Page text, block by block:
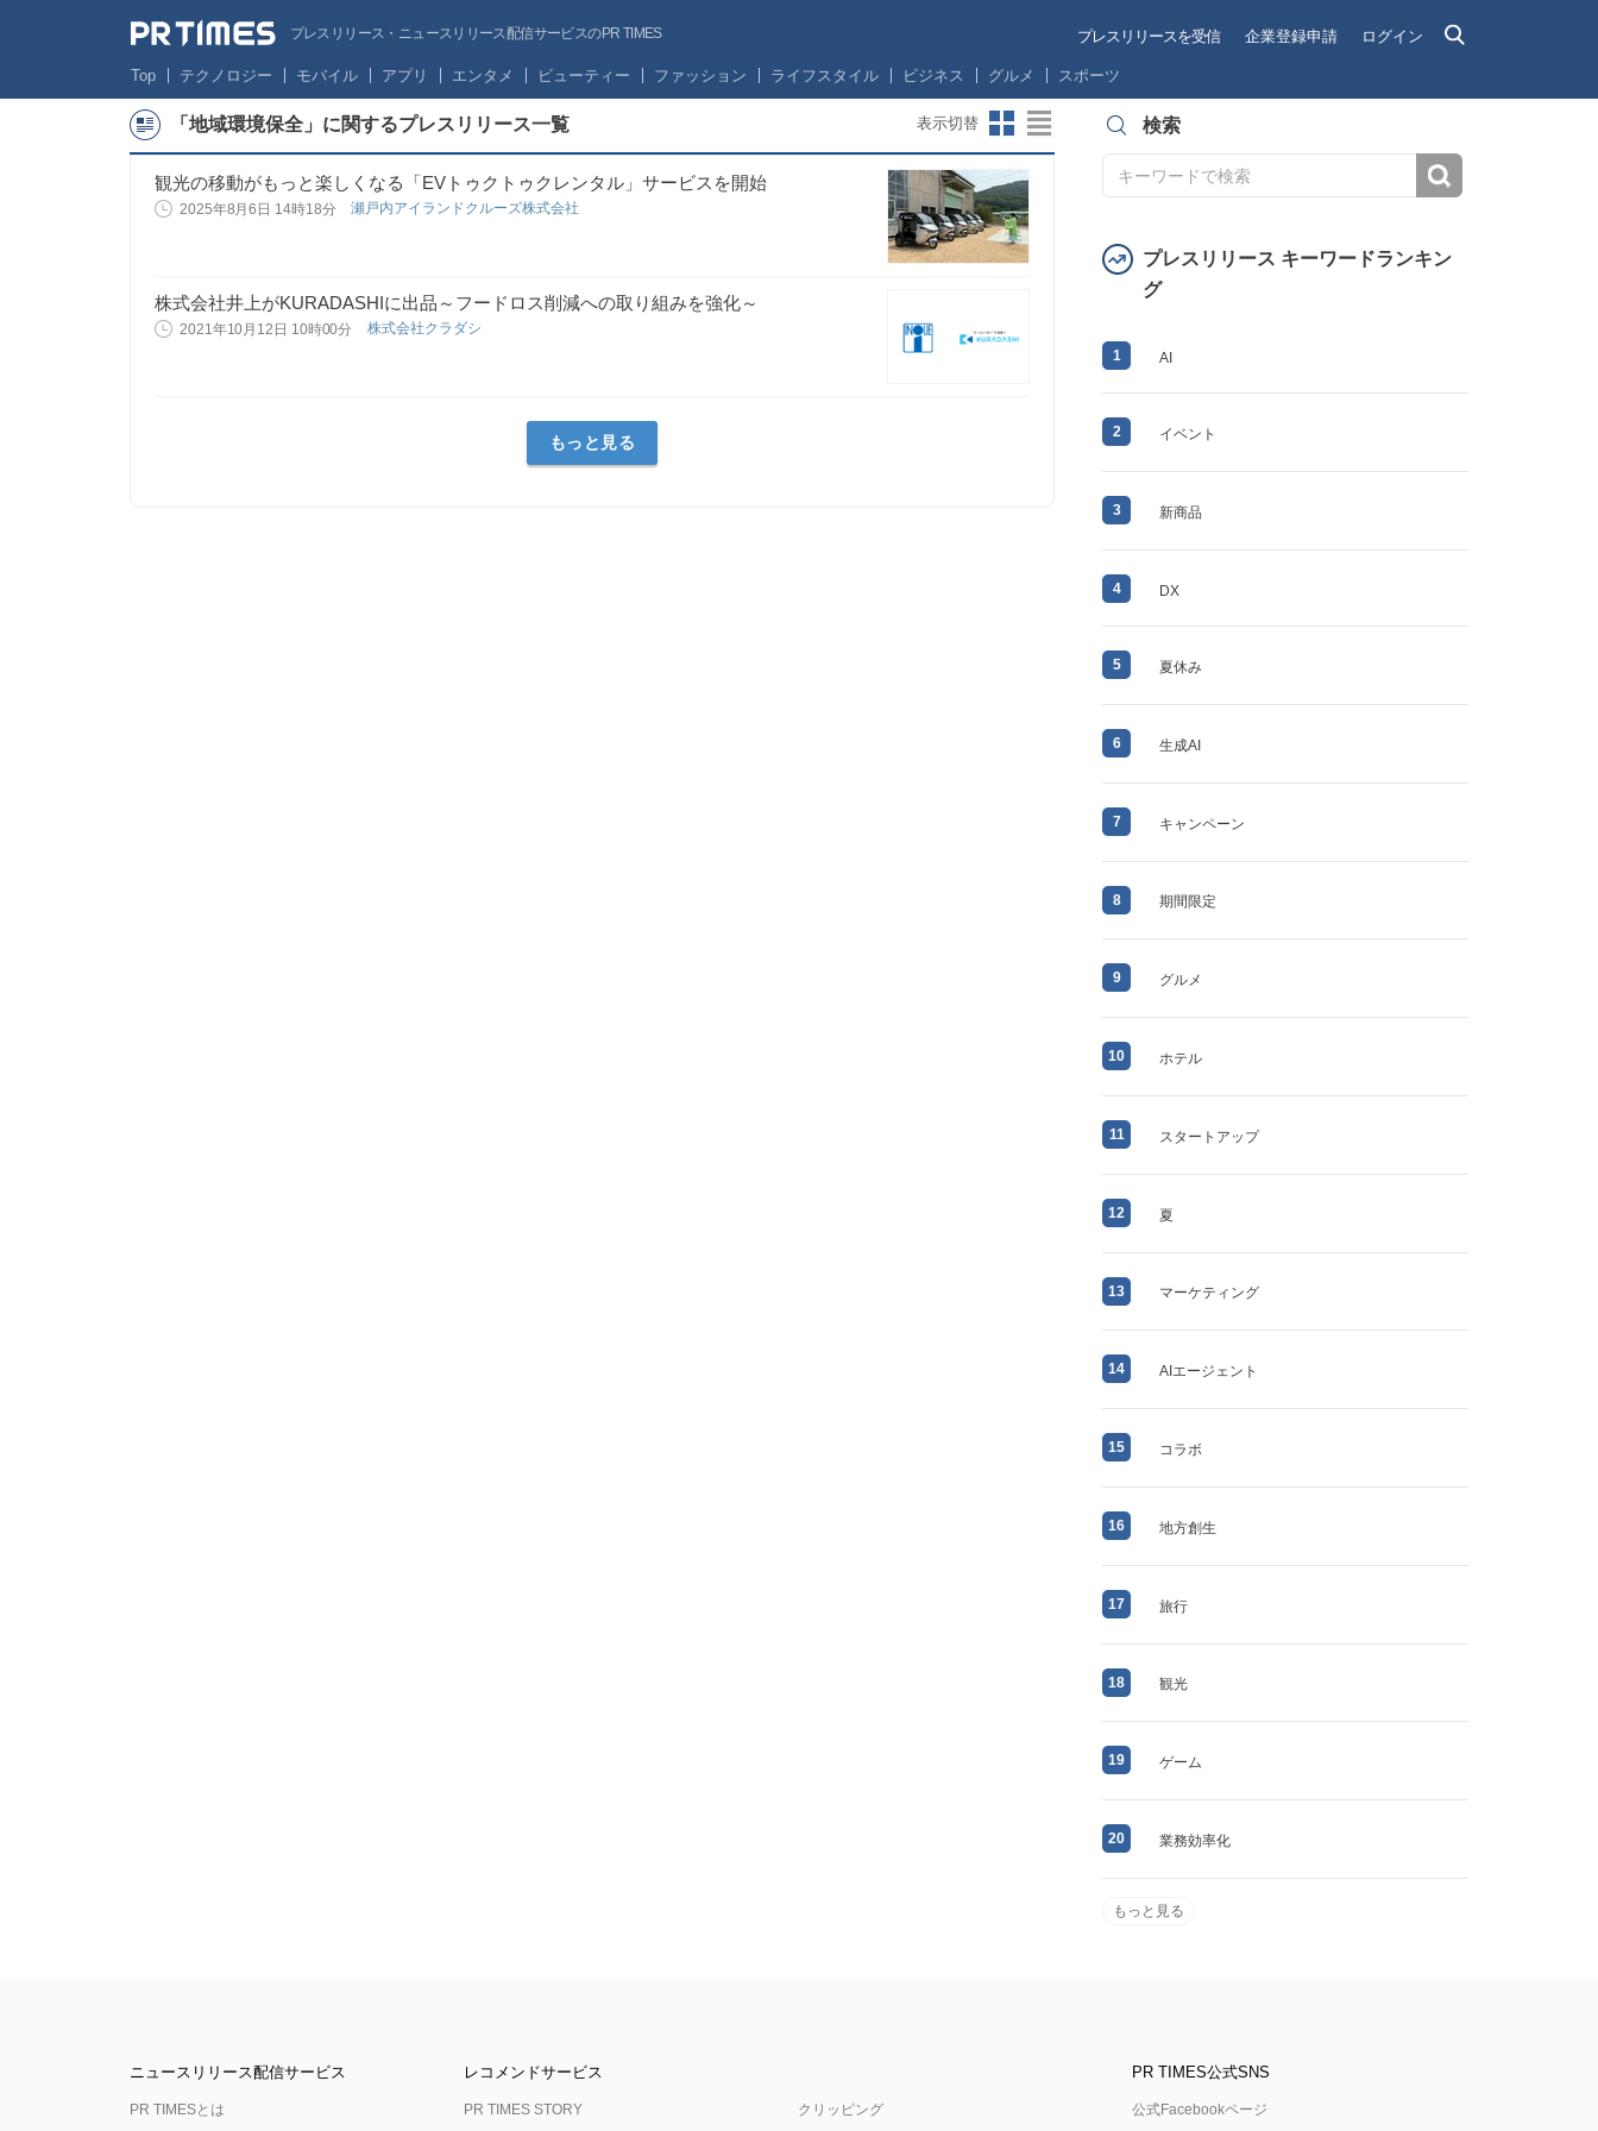
プレスリリース・ニュースリリース配信サービスのPR TIMES プレスリリースを受信 企業登録申請 ログイン
Top テクノロジー モバイル アプリ エンタメ ビューティー ファッション ライフスタイル ビジネス グルメ スポーツ
「地域環境保全」に関するプレスリリース一覧 表示切替
観光の移動がもっと楽しくなる「EVトゥクトゥクレンタル」サービスを開始
2025年8月6日 14時18分 瀬戸内アイランドクルーズ株式会社
株式会社井上がKURADASHIに出品～フードロス削減への取り組みを強化～
2021年10月12日 10時00分 株式会社クラダシ
もっと見る
検索
プレスリリース キーワードランキン
グ
1 AI
2 イベント
3 新商品
4 DX
5 夏休み
6 生成AI
7 キャンペーン
8 期間限定
9 グルメ
10 ホテル
11 スタートアップ
12 夏
13 マーケティング
14 AIエージェント
15 コラボ
16 地方創生
17 旅行
18 観光
19 ゲーム
20 業務効率化
もっと見る
ニュースリリース配信サービス
PR TIMESとは
レコメンドサービス
PR TIMES STORY クリッピング
PR TIMES公式SNS
公式Facebookページ